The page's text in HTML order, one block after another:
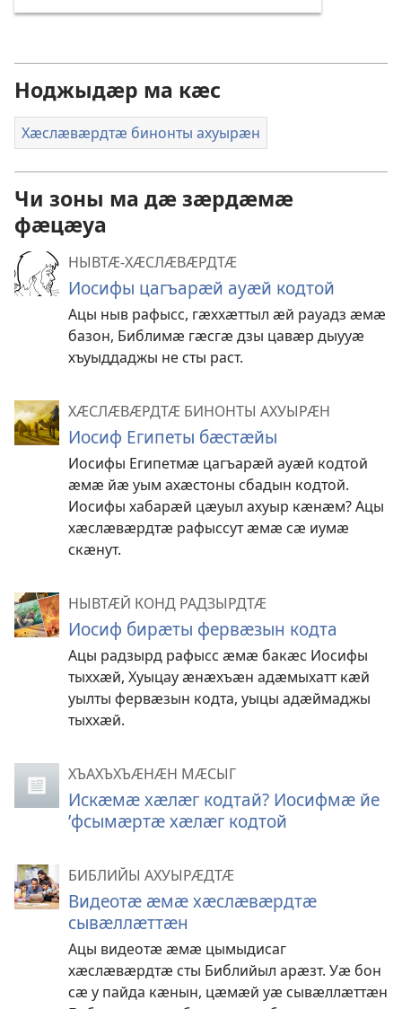
Ноджыдӕр ма кӕс
Хӕслӕвӕрдтӕ бинонты ахуырӕн
Чи зоны ма дӕ зӕрдӕмӕ
фӕцӕуа
НЫВТӔ-ХӔСЛӔВӔРДТӔ
Иосифы цагъарӕй ауӕй кодтой
Ацы ныв рафысс, гӕххӕттыл ӕй рауадз ӕмӕ
базон, Библимӕ гӕсгӕ дзы цавӕр дыууӕ
хъуыддаджы не сты раст.
ХӔСЛӔВӔРДТӔ БИНОНТЫ АХУЫРӔН
Иосиф Египеты бӕстӕйы
Иосифы Египетмӕ цагъарӕй ауӕй кодтой
ӕмӕ йӕ уым ахӕстоны сбадын кодтой.
Иосифы хабарӕй цӕуыл ахуыр кӕнӕм? Ацы
хӕслӕвӕрдтӕ рафыссут ӕмӕ сӕ иумӕ
скӕнут.
НЫВТӔЙ КОНД РАДЗЫРДТӔ
Иосиф бирӕты фервӕзын кодта
Ацы радзырд рафысс ӕмӕ бакӕс Иосифы
тыххӕй, Хуыцау ӕнӕхъӕн адӕмыхатт кӕй
уылты фервӕзын кодта, уыцы адӕймаджы
тыххӕй.
ХЪАХЪХЪӔНӔН МӔСЫГ
Искӕмӕ хӕлӕг кодтай? Иосифмӕ йе
’фсымӕртӕ хӕлӕг кодтой
БИБЛИЙЫ АХУЫРӔДТӔ
Видеотӕ ӕмӕ хӕслӕвӕрдтӕ
сывӕллӕттӕн
Ацы видеотӕ ӕмӕ цымыдисаг
хӕслӕвӕрдтӕ сты Библийыл арӕзт. Уӕ бон
сӕ у пайда кӕнын, цӕмӕй уӕ сывӕллӕттӕн